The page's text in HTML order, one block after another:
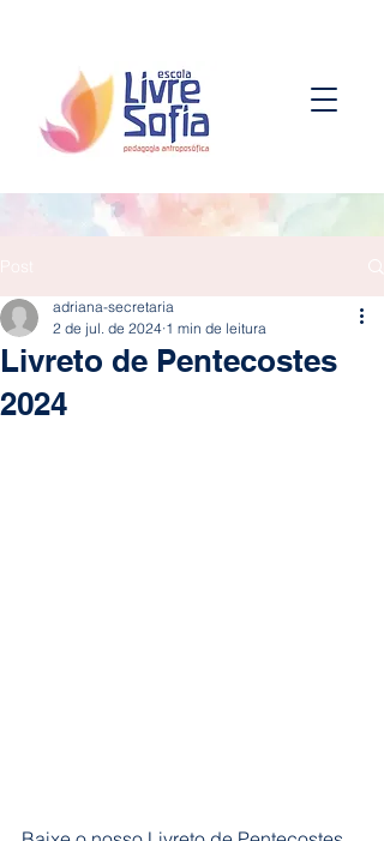
Livreto de Pentecostes
2024
adriana-secretaria
2 de jul. de 2024 1 min de leitura